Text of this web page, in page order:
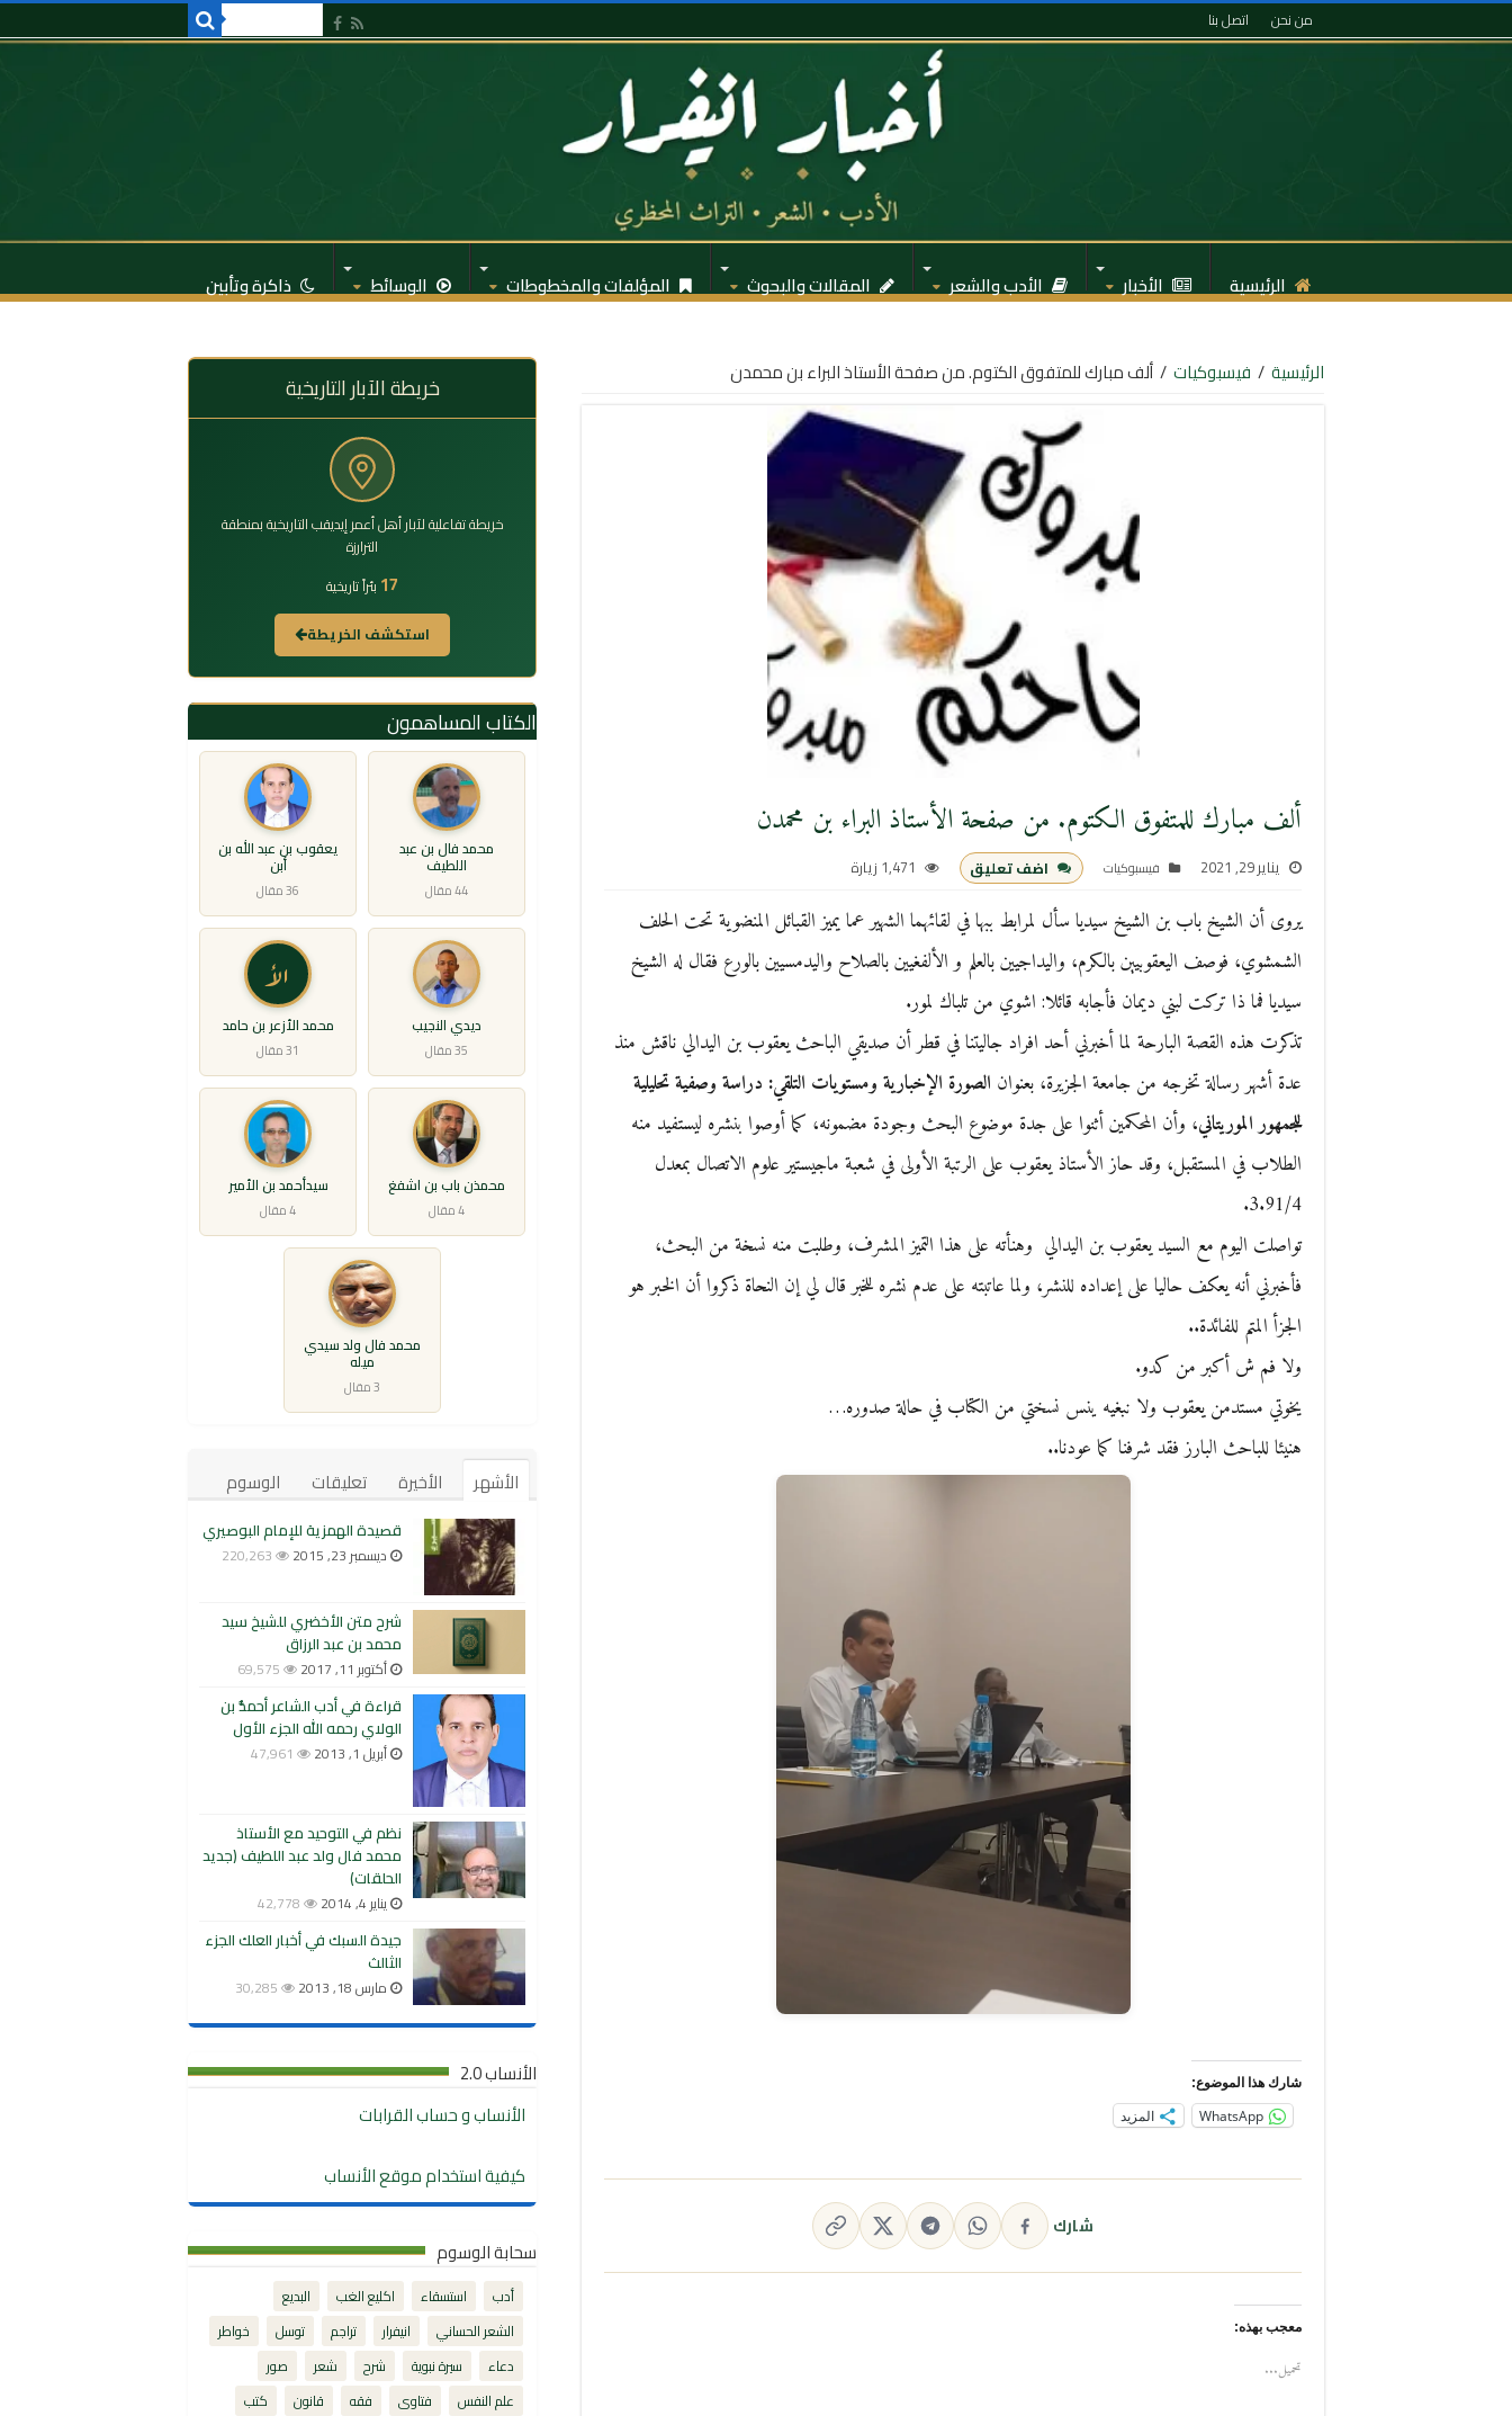
من نحن اتصل بنا
الرئيسية الأخبار الأدب والشعر المقالات والبحوث المؤلفات والمخطوطات الوسائط ذاكرة وتأبين
الرئيسية / فيسبوكيات / ألف مبارك للمتفوق الكتوم. من صفحة الأستاذ البراء بن محمدن
ألف مبارك للمتفوق الكتوم. من صفحة الأستاذ البراء بن محمدن
يناير 29, 2021 فيسبوكيات اضف تعليق 1,471 زيارة
يروى أن الشيخ باب بن الشيخ سيديا سأل لمرابط ببها في لقائهما الشهير عما يميز القبائل المنضوية تحت الحلف
الشمشوي، فوصف اليعقوبيين بالكرم، واليداجيين بالعلم و الألفغيين بالصلاح واليدمسيين بالورع فقال له الشيخ
سيديا فما ذا تركت لبني ديمان فأجابه قائلا: اشوي من تلباك لمور.
تذكرت هذه القصة البارحة لما أخبرني أحد افراد جاليتنا في قطر أن صديقي الباحث يعقوب بن اليدالي ناقش منذ
عدة أشهر رسالة تخرجه من جامعة الجزيرة، بعنوان الصورة الإخبارية ومستويات التلقي: دراسة وصفية تحليلية
للجمهور الموريتاني، وأن المحكمين أثنوا على جدة موضوع البحث وجودة مضمونه، كما أوصوا بنشره ليستفيد منه
الطلاب في المستقبل، وقد حاز الأستاذ يعقوب على الرتبة الأولى في شعبة ماجيستير علوم الاتصال بمعدل
3.91/4.
تواصلت اليوم مع السيد يعقوب بن اليدالي وهنأته على هذا التميز المشرف، وطلبت منه نسخة من البحث،
فأخبرني أنه يعكف حاليا على إعداده للنشر، ولما عاتبته على عدم نشره للخبر قال لي إن النحاة ذكروا أن الخبر هو
الجزأ المتم للفائدة..
ولا فم ش أكبر من كدو.
يخوتي مستدمن يعقوب ولا نبغيه ينس نسختي من الكتاب في حالة صدوره…
هنيئا للباحث البارز فقد شرفنا كما عودنا..
شارك هذا الموضوع:
WhatsApp المزيد
شارك
معجب بهذه:
تحميل...
خريطة الآبار التاريخية
خريطة تفاعلية لآبار أهل أعمر إيديقب التاريخية بمنطقة
الترارزة
17 بئراً تاريخية
استكشف الخريطة
الكتاب المساهمون
محمد فال بن عبد
اللطيف
44 مقال
يعقوب بن عبد الله بن
أبن
36 مقال
ديدي النجيب
35 مقال
الأ
محمد الأزعر بن حامد
31 مقال
محمذن باب بن اشفغ
4 مقال
سيدأحمد بن الأمير
4 مقال
محمد فال ولد سيدي
ميله
3 مقال
الأشهر الأخيرة تعليقات الوسوم
قصيدة الهمزية للإمام البوصيري
ديسمبر 23, 2015 220,263
شرح متن الأخضري للشيخ سيد
محمد بن عبد الرزاق
أكتوبر 11, 2017 69,575
قراءة في أدب الشاعر أحمدُّ بن
الولاي رحمه الله الجزء الأول
أبريل 1, 2013 47,961
نظم في التوحيد مع الأستاذ
محمد فال ولد عبد اللطيف (جديد
الحلقات)
يناير 4, 2014 42,778
جيدة السبك في أخبار العلك الجزء
الثالث
مارس 18, 2013 30,285
الأنساب 2.0
الأنساب و حساب القرابات
كيفية استخدام موقع الأنساب
سحابة الوسوم
أدب استسقاء اكليع الغب
البديع
الشعر الحساني
انيفرار تراجم توسل
خواطر
دعاء
سيرة نبوية شرح شعر
صور
علم النفس
فتاوى فقه قانون
كتب